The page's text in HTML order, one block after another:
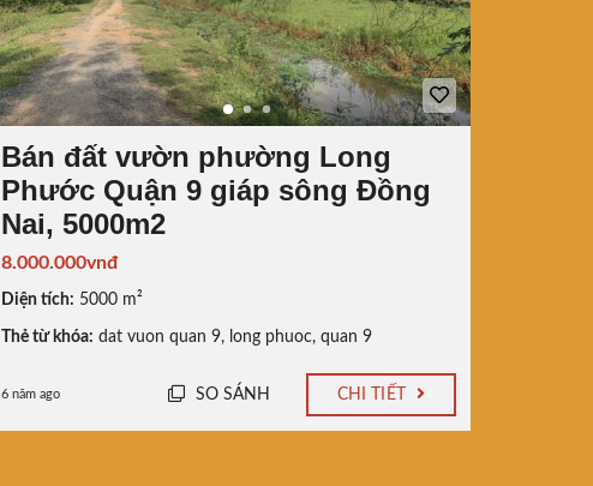
Bán đất vườn phường Long
Phước Quận 9 giáp sông Đồng
Nai, 5000m2
8.000.000vnđ
Diện tích: 5000 m²
Thẻ từ khóa: dat vuon quan 9, long phuoc, quan 9
6 năm ago SO SÁNH CHI TIẾT